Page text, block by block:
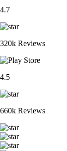
4.7
320k Reviews
4.5
660k Reviews